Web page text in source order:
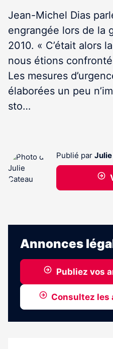
Jean-Michel Dias
engrangée lors de la
2010. « C’était alors
nous étions
Les mesures
élaborées un peu
sto…
Publié par
Annonces
Publiez vos
Consultez les